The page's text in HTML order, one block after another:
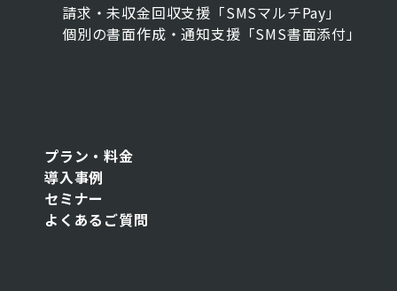
請求・未収金回収支援「SMSマルチPay」
個別の書面作成・通知支援「SMS書面添付」
プラン・料金
導入事例
セミナー
よくあるご質問